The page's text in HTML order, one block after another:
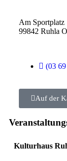
Am Sportplatz
99842 Ruhla
(03
Auf der
Kulturhaus